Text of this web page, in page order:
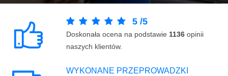
5 /5
Doskonała ocena na podstawie 1136 opinii
naszych klientów.
WYKONANE PRZEPROWADZKI